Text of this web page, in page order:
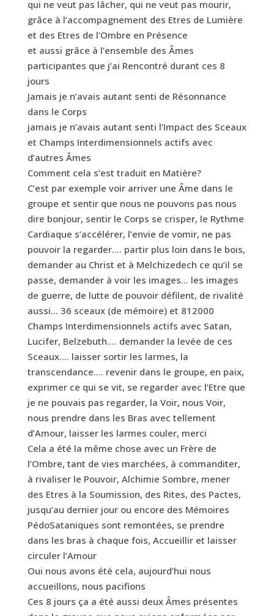
qui ne veut pas lâcher, qui ne veut pas mourir,
grâce à l’accompagnement des Etres de Lumière
et des Etres de l’Ombre en Présence
et aussi grâce à l’ensemble des Âmes
participantes que j’ai Rencontré durant ces 8
jours
Jamais je n’avais autant senti de Résonnance
dans le Corps
jamais je n’avais autant senti l’Impact des Sceaux
et Champs Interdimensionnels actifs avec
d’autres Âmes
Comment cela s’est traduit en Matière?
C’est par exemple voir arriver une Âme dans le
groupe et sentir que nous ne pouvons pas nous
dire bonjour, sentir le Corps se crisper, le Rythme
Cardiaque s’accélérer, l’envie de vomir, ne pas
pouvoir la regarder…. partir plus loin dans le bois,
demander au Christ et à Melchizedech ce qu’il se
passe, demander à voir les images… les images
de guerre, de lutte de pouvoir défilent, de rivalité
aussi… 36 sceaux (de mémoire) et 812000
Champs Interdimensionnels actifs avec Satan,
Lucifer, Belzebuth…. demander la levée de ces
Sceaux…. laisser sortir les larmes, la
transcendance…. revenir dans le groupe, en paix,
exprimer ce qui se vit, se regarder avec l’Etre que
je ne pouvais pas regarder, la Voir, nous Voir,
nous prendre dans les Bras avec tellement
d’Amour, laisser les larmes couler, merci
Cela a été la même chose avec un Frère de
l’Ombre, tant de vies marchées, à commanditer,
à rivaliser le Pouvoir, Alchimie Sombre, mener
des Etres à la Soumission, des Rites, des Pactes,
jusqu’au dernier jour ou encore des Mémoires
PédoSataniques sont remontées, se prendre
dans les bras à chaque fois, Accueillir et laisser
circuler l’Amour
Oui nous avons été cela, aujourd’hui nous
accueillons, nous pacifions
Ces 8 jours ça a été aussi deux Âmes présentes